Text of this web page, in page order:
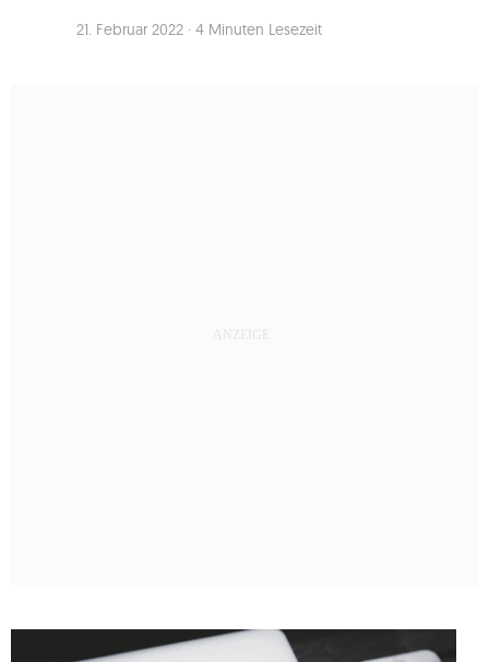
21. Februar 2022 ·4 Minuten Lesezeit